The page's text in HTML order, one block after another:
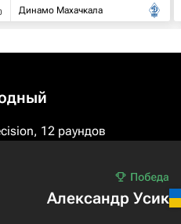
Динамо Махачкала
12 раундов
Александр Усик